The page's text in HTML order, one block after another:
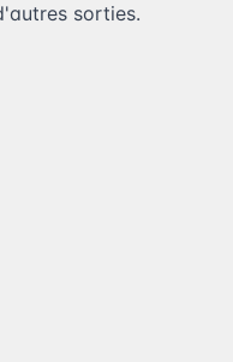
sorties.